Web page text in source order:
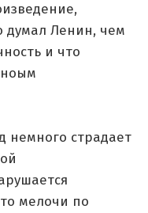
думал Ленин, чем
и что
немного страдает
мелочи по